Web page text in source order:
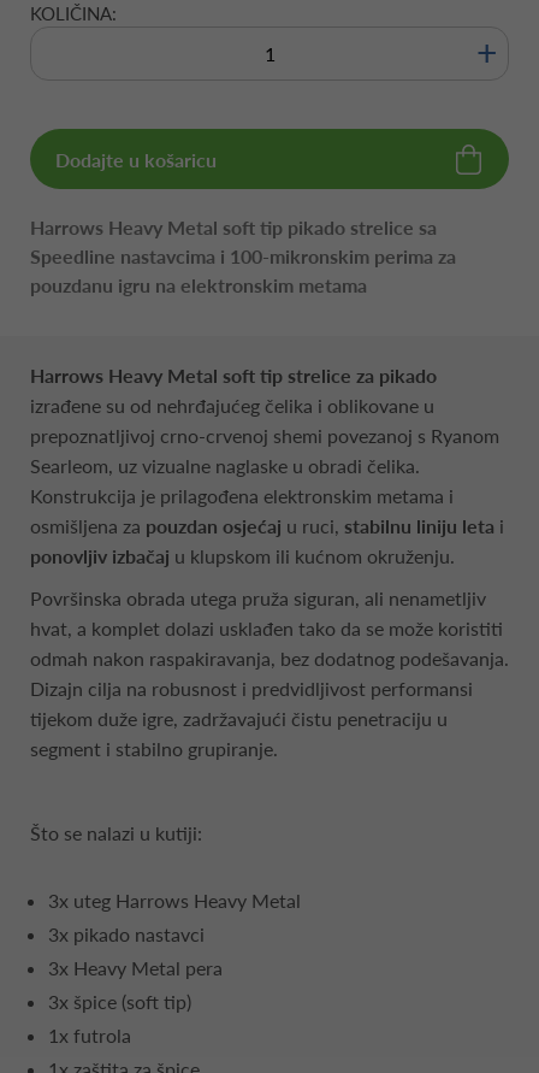
KOLIČINA:
+
Dodajte u košaricu
Harrows Heavy Metal soft tip pikado strelice sa
Speedline nastavcima i 100-mikronskim perima za
pouzdanu igru na elektronskim metama
Harrows Heavy Metal soft tip strelice za pikado
izrađene su od nehrđajućeg čelika i oblikovane u
prepoznatljivoj crno-crvenoj shemi povezanoj s Ryanom
Searleom, uz vizualne naglaske u obradi čelika.
Konstrukcija je prilagođena elektronskim metama i
osmišljena za pouzdan osjećaj u ruci, stabilnu liniju leta i
ponovljiv izbačaj u klupskom ili kućnom okruženju.
Površinska obrada utega pruža siguran, ali nenametljiv
hvat, a komplet dolazi usklađen tako da se može koristiti
odmah nakon raspakiravanja, bez dodatnog podešavanja.
Dizajn cilja na robusnost i predvidljivost performansi
tijekom duže igre, zadržavajući čistu penetraciju u
segment i stabilno grupiranje.
Što se nalazi u kutiji:
3x uteg Harrows Heavy Metal
3x pikado nastavci
3x Heavy Metal pera
3x špice (soft tip)
1x futrola